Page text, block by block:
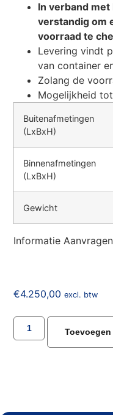
In verband
verstandig om
voorraad te
Levering vindt
van container
Zolang de
Mogelijkheid
Buitenafmetingen
(LxBxH)
Binnenafmetingen
(LxBxH)
Gewicht
Informatie Aanvragen
€4.250,00 excl. btw